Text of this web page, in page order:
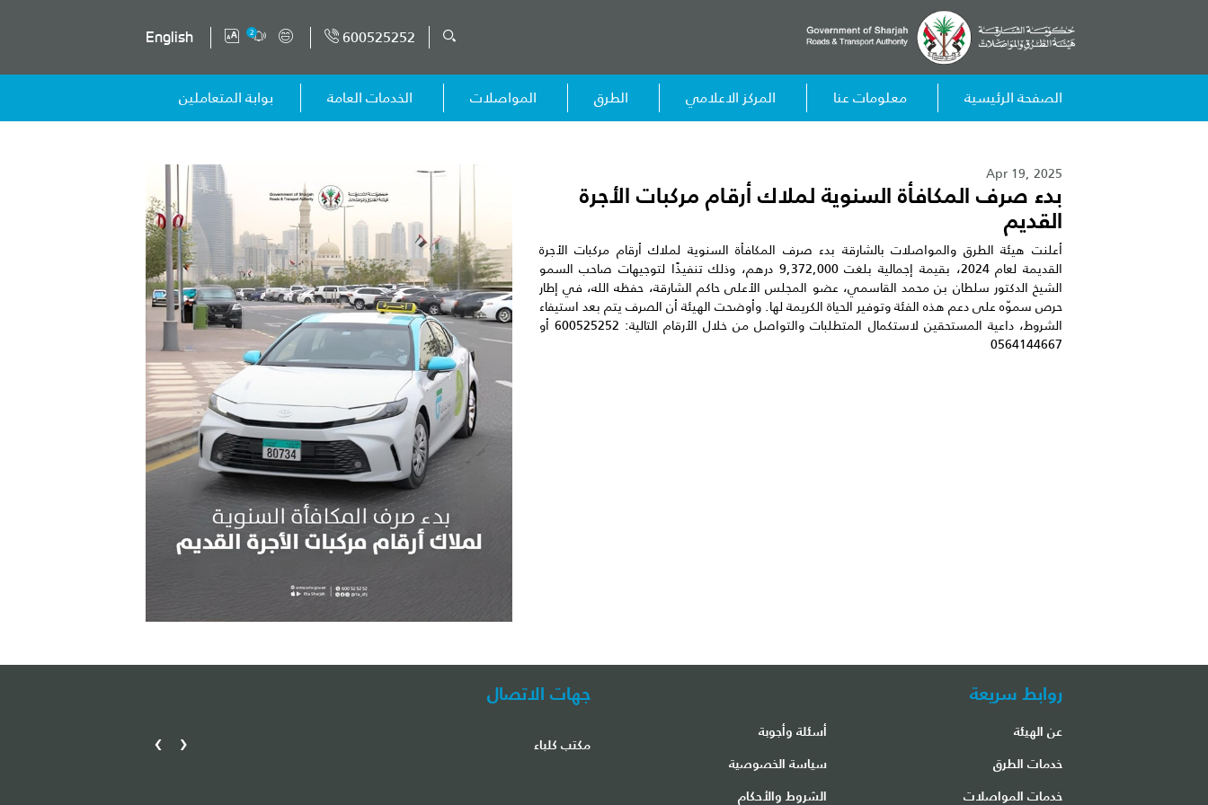
600525252
2
English
الصفحة الرئيسية معلومات عنا المركز الاعلامي الطرق المواصلات الخدمات العامة بوابة المتعاملين
Apr 19, 2025
بدء صرف المكافأة السنوية لملاك أرقام مركبات الأجرة
القديم
أعلنت هيئة الطرق والمواصلات بالشارقة بدء صرف المكافأة السنوية لملاك أرقام مركبات الأجرة
القديمة لعام 2024، بقيمة إجمالية بلغت 9,372,000 درهم، وذلك تنفيذًا لتوجيهات صاحب السمو
الشيخ الدكتور سلطان بن محمد القاسمي، عضو المجلس الأعلى حاكم الشارقة، حفظه الله، في إطار
حرص سموّه على دعم هذه الفئة وتوفير الحياة الكريمة لها. وأوضحت الهيئة أن الصرف يتم بعد استيفاء
الشروط، داعية المستحقين لاستكمال المتطلبات والتواصل من خلال الأرقام التالية: 600525252 أو
0564144667
روابط سريعة
عن الهيئة
أسئلة وأجوبة
خدمات الطرق
سياسة الخصوصية
خدمات المواصلات
الشروط والأحكام
جهات الاتصال
مكتب مطار الشارقة الدولي مكتب كلباء ‹
›